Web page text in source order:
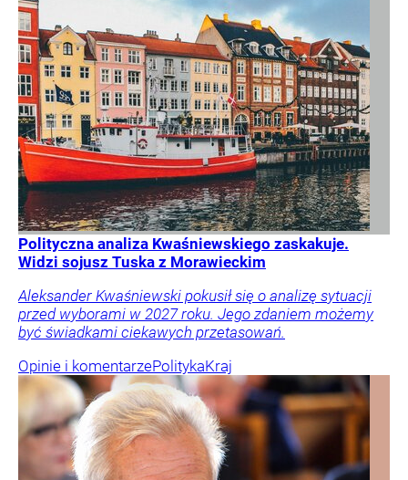
Polityczna analiza Kwaśniewskiego zaskakuje.
Widzi sojusz Tuska z Morawieckim
Aleksander Kwaśniewski pokusił się o analizę sytuacji
przed wyborami w 2027 roku. Jego zdaniem możemy
być świadkami ciekawych przetasowań.
Opinie i komentarzePolitykaKraj